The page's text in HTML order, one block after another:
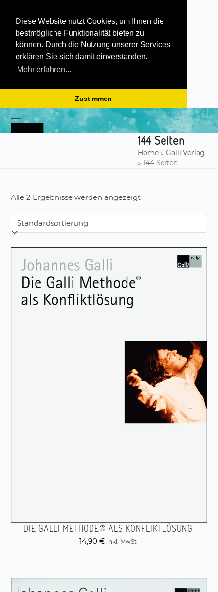
Diese Website nutzt Cookies, um Ihnen die
bestmögliche Funktionalität bieten zu
können. Durch die Nutzung unserer Services
erklären Sie sich damit einverstanden.
Mehr erfahren...
Zustimmen
Skip
to
content
Open
Close
144 Seiten
Home» Galli Verlag
» 144 Seiten
Alle 2 Ergebnisse werden angezeigt
DIE GALLI METHODE® ALS KONFLIKTLÖSUNG
14,90 € inkl. MwSt